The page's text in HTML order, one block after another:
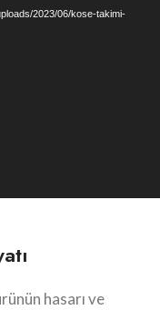
2023/06/kose-takimi-
hasarı ve